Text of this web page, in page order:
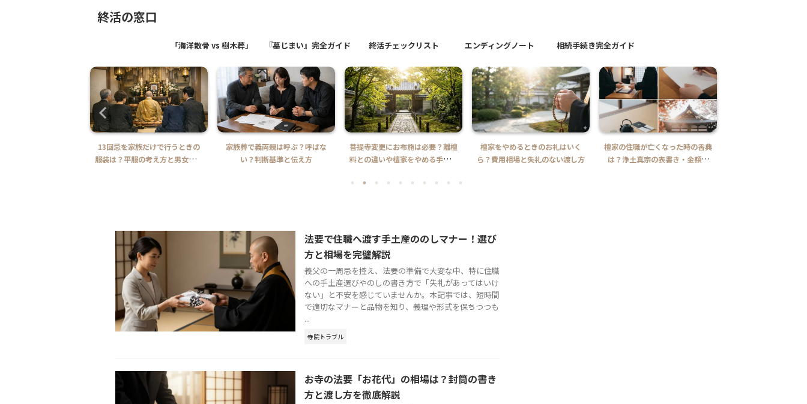
終活の窓口
「海洋散骨 vs 樹木葬」 『墓じまい』完全ガイド 終活チェックリスト エンディングノート 相続手続き完全ガイド
13回忌を家族だけで行うときの
服装は？平服の考え方と男女別の
家族葬で義両親は呼ぶ？呼ばな
い？判断基準と伝え方
菩提寺変更にお布施は必要？離檀
料との違いや檀家をやめる手順を
檀家をやめるときのお礼はいく
ら？費用相場と失礼のない渡し方
檀家の住職が亡くなった時の香典
は？浄土真宗の表書き・金額相
法要で住職へ渡す手土産ののしマナー！選び
方と相場を完璧解説
義父の一周忌を控え、法要の準備で大変な中、特に住職
への手土産選びやのしの書き方で「失礼があってはいけ
ない」と不安を感じていませんか。本記事では、短時間
で適切なマナーと品物を知り、義理や形式を保ちつつも
...
寺院トラブル
お寺の法要「お花代」の相場は？封筒の書き
方と渡し方を徹底解説